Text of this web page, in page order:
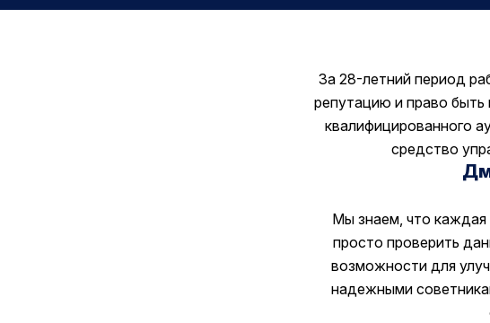
За 28-летний период
репутацию и право
квалифицированного
средство
Мы знаем, что
просто проверить
возможности для
надежными